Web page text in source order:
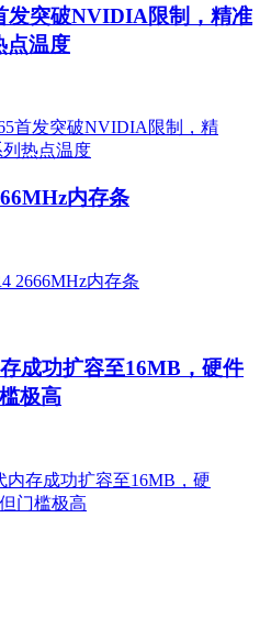
发突破NVIDIA限制，精准
点温度
内存条
成功扩容至16MB，硬件
极高